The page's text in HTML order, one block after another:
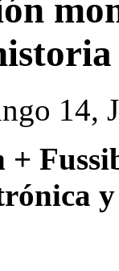
14,
+